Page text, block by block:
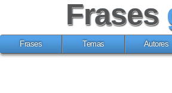
Frases
Frases Temas Autores